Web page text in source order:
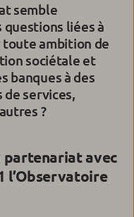
semble
liées à
toute ambition de
sociétale et
banques à des
services,
?
partenariat avec
l’Observatoire